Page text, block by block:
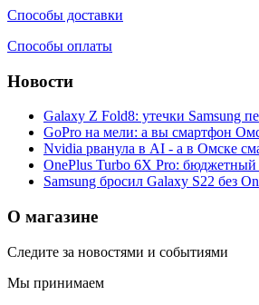
Способы доставки
Способы оплаты
Новости
Galaxy Z Fold8: утечки Samsung
GoPro на мели: а вы смартфон
Nvidia рванула в AI - а в Омске
OnePlus Turbo 6X Pro:
Samsung бросил Galaxy S22 без
О магазине
Следите за новостями и событиями
Мы принимаем